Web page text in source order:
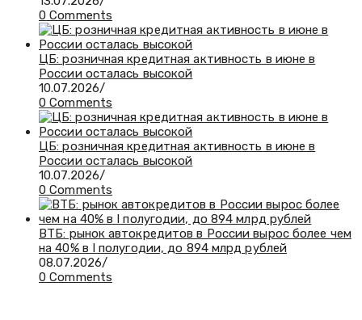
0 Comments
ЦБ: розничная кредитная активность в июне в
России осталась высокой
10.07.2026/
0 Comments
ЦБ: розничная кредитная активность в июне в
России осталась высокой
10.07.2026/
0 Comments
ВТБ: рынок автокредитов в России вырос более чем
на 40% в I полугодии, до 894 млрд рублей
08.07.2026/
0 Comments